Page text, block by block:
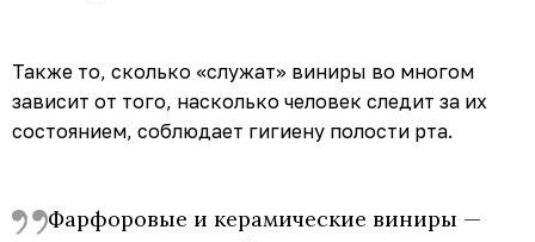
Также то, сколько «служат» виниры во многом
зависит от того, насколько человек следит за их
состоянием, соблюдает гигиену полости рта.
Фарфоровые и керамические виниры —